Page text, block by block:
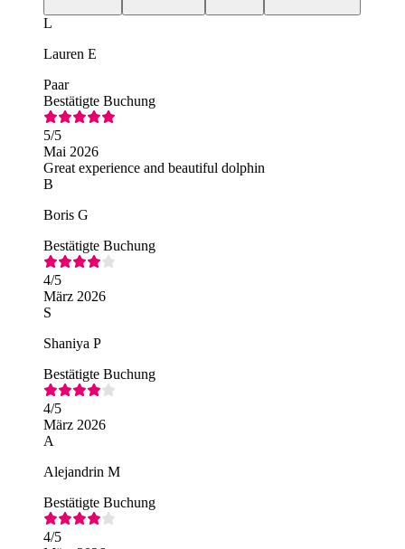
L
Lauren E
Paar
Bestätigte Buchung
5/5
Mai 2026
Great experience and beautiful dolphin
B
Boris G
Bestätigte Buchung
4/5
März 2026
S
Shaniya P
Bestätigte Buchung
4/5
März 2026
A
Alejandrin M
Bestätigte Buchung
4/5